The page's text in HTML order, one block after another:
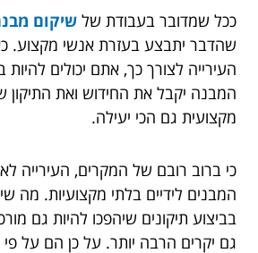
ככל שמדובר בעבודת של שיקום
שהדבר יתבצע בעזרת אנשי מקצוע.
העירייה לצורך כך, אתם יכולים להיות
המבנה יקבל את החידוש ואת התיקון
מקצועית גם הכי יעילה.
כי ברוב רובם של המקרים, העירייה
המבנים לידיים בלתי מקצועיות. מה
בביצוע תיקונים שיהפכו להיות גם
גם יקרים הרבה יותר. על כן הם על פי